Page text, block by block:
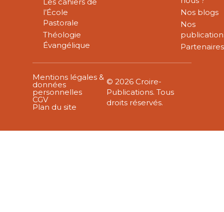
l’École
Pastorale
Théologie
Évangélique
Nos blogs
Nos
Partenaires
Mentions légales &
données
personnelles
CGV
Plan du site
© 2026 Croire-
Publications. Tous
droits réservés.